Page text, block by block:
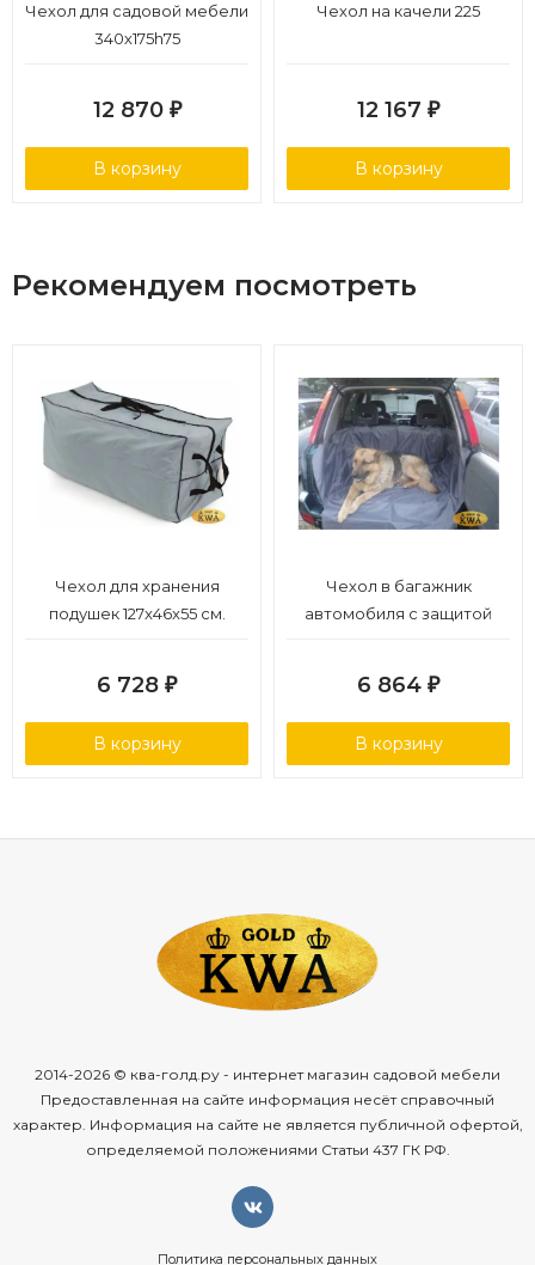
Чехол для садовой мебели
340х175h75
12 870 ₽
В корзину
Чехол на качели 225
12 167 ₽
В корзину
Рекомендуем посмотреть
Чехол для хранения
подушек 127x46x55 см.
6 728 ₽
В корзину
Чехол в багажник
автомобиля с защитой
6 864 ₽
В корзину
2014-2026 © ква-голд.ру - интернет магазин садовой мебели
Предоставленная на сайте информация несёт справочный
характер. Информация на сайте не является публичной офертой,
определяемой положениями Статьи 437 ГК РФ.
Политика персональных данных